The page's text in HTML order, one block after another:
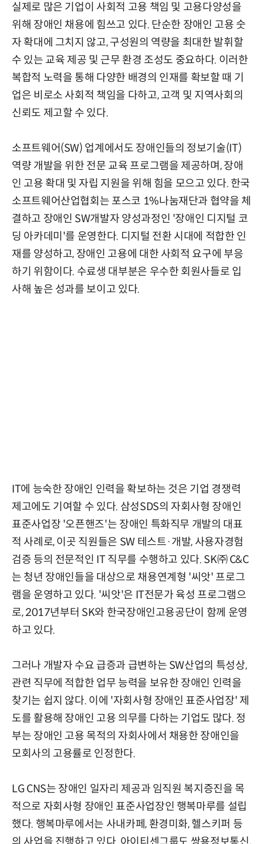
실제로 많은 기업이 사회적 고용 책임 및 고용다양성을
위해 장애인 채용에 힘쓰고 있다. 단순한 장애인 고용 숫
자 확대에 그치지 않고, 구성원의 역량을 최대한 발휘할
수 있는 교육 제공 및 근무 환경 조성도 중요하다. 이러한
복합적 노력을 통해 다양한 배경의 인재를 확보할 때 기
업은 비로소 사회적 책임을 다하고, 고객 및 지역사회의
신뢰도 제고할 수 있다.
소프트웨어(SW) 업계에서도 장애인들의 정보기술(IT)
역량 개발을 위한 전문 교육 프로그램을 제공하며, 장애
인 고용 확대 및 자립 지원을 위해 힘을 모으고 있다. 한국
소프트웨어산업협회는 포스코 1%나눔재단과 협약을 체
결하고 장애인 SW개발자 양성과정인 '장애인 디지털 코
딩 아카데미'를 운영한다. 디지털 전환 시대에 적합한 인
재를 양성하고, 장애인 고용에 대한 사회적 요구에 부응
하기 위함이다. 수료생 대부분은 우수한 회원사들로 입
사해 높은 성과를 보이고 있다.
IT에 능숙한 장애인 인력을 확보하는 것은 기업 경쟁력
제고에도 기여할 수 있다. 삼성SDS의 자회사형 장애인
표준사업장 '오픈핸즈'는 장애인 특화직무 개발의 대표
적 사례로, 이곳 직원들은 SW 테스트·개발, 사용자경험
검증 등의 전문적인 IT 직무를 수행하고 있다. SK㈜ C&C
는 청년 장애인들을 대상으로 채용연계형 '씨앗' 프로그
램을 운영하고 있다. '씨앗'은 IT전문가 육성 프로그램으
로, 2017년부터 SK와 한국장애인고용공단이 함께 운영
하고 있다.
그러나 개발자 수요 급증과 급변하는 SW산업의 특성상,
관련 직무에 적합한 업무 능력을 보유한 장애인 인력을
찾기는 쉽지 않다. 이에 '자회사형 장애인 표준사업장' 제
도를 활용해 장애인 고용 의무를 다하는 기업도 많다. 정
부는 장애인 고용 목적의 자회사에서 채용한 장애인을
모회사의 고용률로 인정한다.
LG CNS는 장애인 일자리 제공과 임직원 복지증진을 목
적으로 자회사형 장애인 표준사업장인 행복마루를 설립
했다. 행복마루에서는 사내카페, 환경미화, 헬스키퍼 등